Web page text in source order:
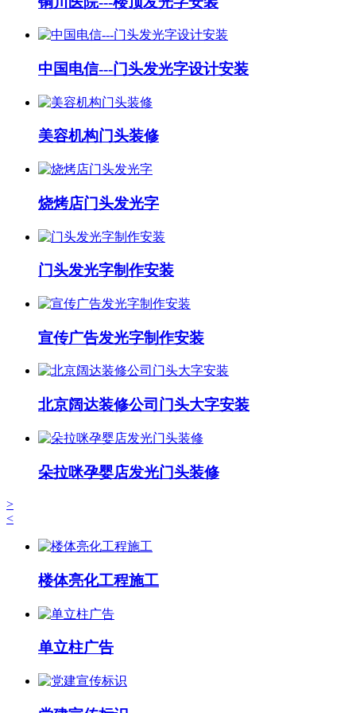
中国电信---门头发光字设计安装
美容机构门头装修
烧烤店门头发光字
门头发光字制作安装
宣传广告发光字制作安装
北京阔达装修公司门头大字安装
朵拉咪孕婴店发光门头装修
>
<
楼体亮化工程施工
单立柱广告